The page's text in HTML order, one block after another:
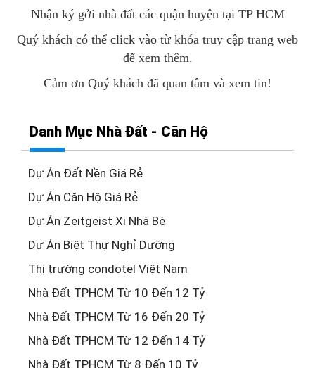
Nhận ký gởi nhà đất các quận huyện tại TP HCM
Quý khách có thể click vào từ khóa truy cập trang web
để xem thêm.
Cảm ơn Quý khách đã quan tâm và xem tin!
Danh Mục Nhà Đất - Căn Hộ
Dự Án Đất Nền Giá Rẻ
Dự Án Căn Hộ Giá Rẻ
Dự Án Zeitgeist Xi Nhà Bè
Dự Án Biệt Thự Nghỉ Dưỡng
Thị trường condotel Việt Nam
Nhà Đất TPHCM Từ 10 Đến 12 Tỷ
Nhà Đất TPHCM Từ 16 Đến 20 Tỷ
Nhà Đất TPHCM Từ 12 Đến 14 Tỷ
Nhà Đất TPHCM Từ 8 Đến 10 Tỷ